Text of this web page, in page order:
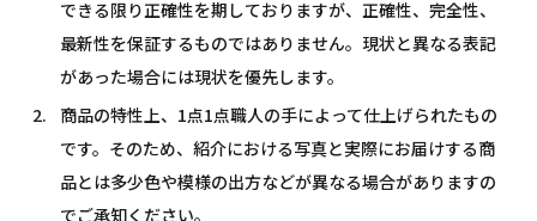
できる限り正確性を期しておりますが、正確性、完全性、
最新性を保証するものではありません。現状と異なる表記
があった場合には現状を優先します。
商品の特性上、1点1点職人の手によって仕上げられたもの
です。そのため、紹介における写真と実際にお届けする商
品とは多少色や模様の出方などが異なる場合がありますの
でご承知ください。